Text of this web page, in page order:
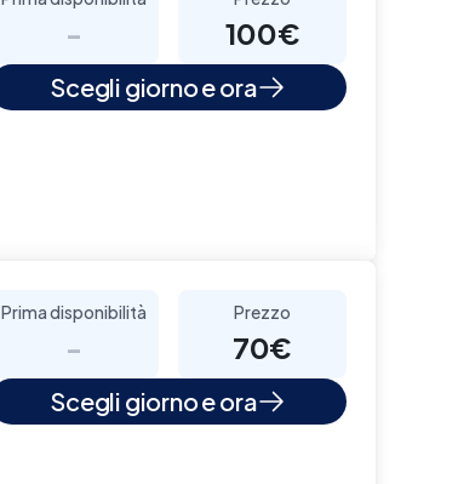
- 100€
Scegli giorno e ora
Prima disponibilità
-
Prezzo
70€
Scegli giorno e ora